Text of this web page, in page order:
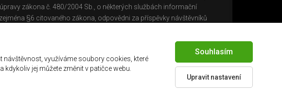
zákona č. 480/2004 Sb., o některých službách informační
§6 citovaného zákona, odpovědni za příspěvky návštěvníků
Created by
využíváme soubory cookies, které
jej můžete změnit v patičce webu.
Souhlasím
Upravit nastavení